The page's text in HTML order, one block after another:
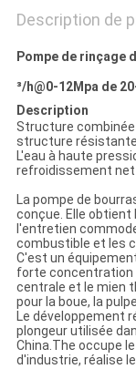
Description de
Pompe de rinçage
³/h@0-12Mpa de
Description
Structure combinée
structure résistante
L'eau à haute
refroidissement
La pompe de
conçue. Elle
l'entretien
combustible et les
C'est un
forte concentration
centrale et le mien
pour la boue, la
Le développement
plongeur utilisée
China.The occupe
d'industrie, réalise